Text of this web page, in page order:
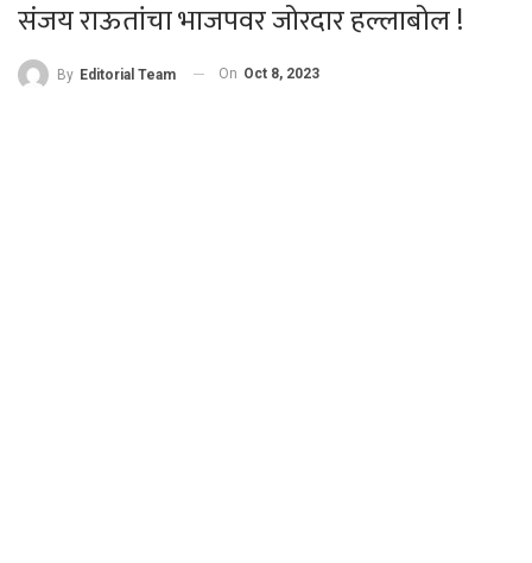
संजय राऊतांचा भाजपवर जोरदार हल्लाबोल !
By Editorial Team On Oct 8, 2023